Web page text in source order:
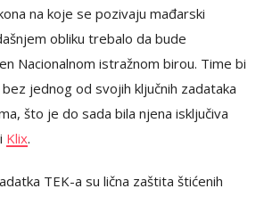
na koje se pozivaju mađarski
obliku trebalo da bude
Nacionalnom istražnom birou. Time bi
jednog od svojih ključnih zadataka
što je do sada bila njena isključiva
Klix.
TEK-a su lična zaštita štićenih